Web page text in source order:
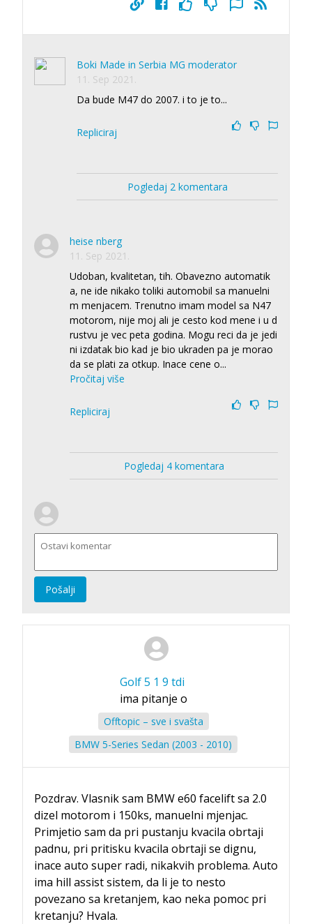
Boki Made in Serbia MG moderator
11. Sep 2021.
Da bude M47 do 2007. i to je to...
Repliciraj
Pogledaj 2 komentara
heise nberg
11. Sep 2021.
Udoban, kvalitetan, tih. Obavezno automatik
a, ne ide nikako toliki automobil sa manuelni
m menjacem. Trenutno imam model sa N47
motorom, nije moj ali je cesto kod mene i u d
rustvu je vec peta godina. Mogu reci da je jedi
ni izdatak bio kad je bio ukraden pa je morao
da se plati za otkup. Inace cene o...
Pročitaj više
Repliciraj
Pogledaj 4 komentara
Pošalji
Golf 5 1 9 tdi
ima pitanje o
Offtopic – sve i svašta
BMW 5-Series Sedan (2003 - 2010)
Pozdrav. Vlasnik sam BMW e60 facelift sa 2.0
dizel motorom i 150ks, manuelni mjenjac.
Primjetio sam da pri pustanju kvacila obrtaji
padnu, pri pritisku kvacila obrtaji se dignu,
inace auto super radi, nikakvih problema. Auto
ima hill assist sistem, da li je to nesto
povezano sa kretanjem, kao neka pomoc pri
kretanju? Hvala.